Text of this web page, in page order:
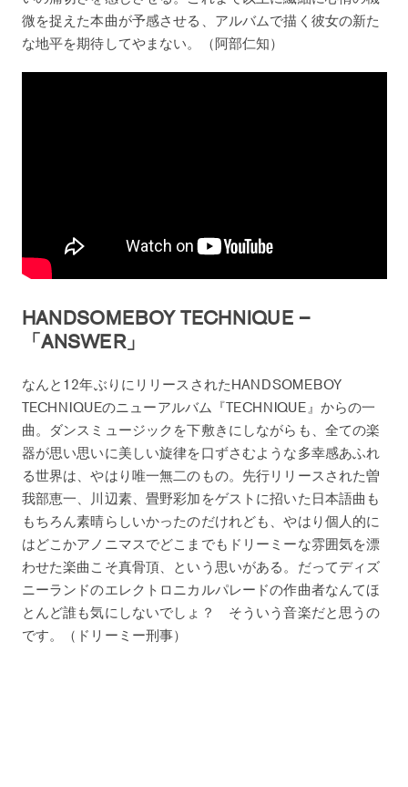
微を捉えた本曲が予感させる、アルバムで描く彼女の新た
な地平を期待してやまない。（阿部仁知）
HANDSOMEBOY TECHNIQUE –
「ANSWER」
なんと12年ぶりにリリースされたHANDSOMEBOY
TECHNIQUEのニューアルバム『TECHNIQUE』からの一
曲。ダンスミュージックを下敷きにしながらも、全ての楽
器が思い思いに美しい旋律を口ずさむような多幸感あふれ
る世界は、やはり唯一無二のもの。先行リリースされた曽
我部恵一、川辺素、畳野彩加をゲストに招いた日本語曲も
もちろん素晴らしいかったのだけれども、やはり個人的に
はどこかアノニマスでどこまでもドリーミーな雰囲気を漂
わせた楽曲こそ真骨頂、という思いがある。だってディズ
ニーランドのエレクトロニカルパレードの作曲者なんてほ
とんど誰も気にしないでしょ？ そういう音楽だと思うの
です。（ドリーミー刑事）